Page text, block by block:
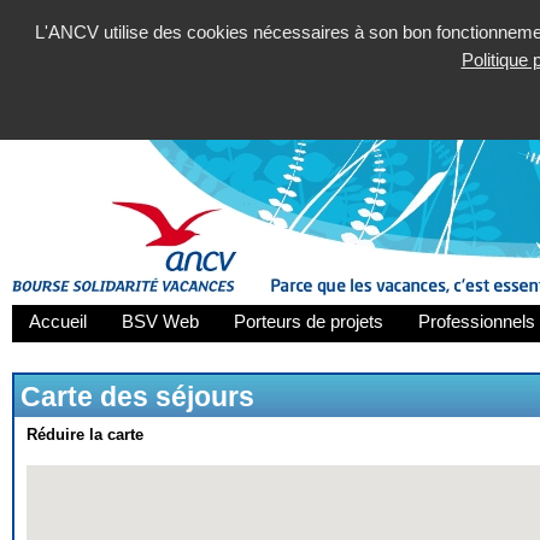
L'ANCV utilise des cookies nécessaires à son bon
Politique
Accueil BSV Web Porteurs de projets
Carte des séjours
Réduire la carte